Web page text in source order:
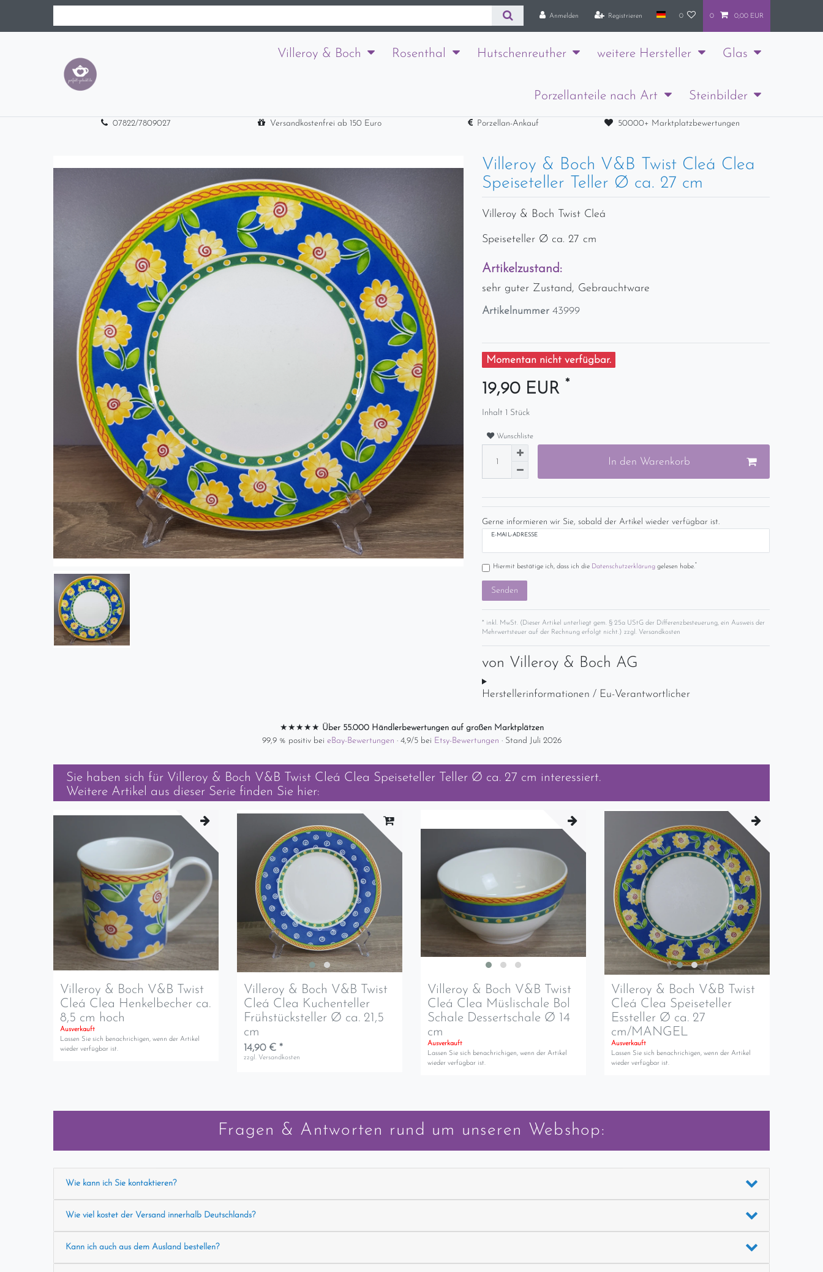
Anmelden Registrieren 0 0 0,00 EUR
Villeroy & Boch Rosenthal Hutschenreuther weitere Hersteller Glas
Porzellanteile nach Art Steinbilder
07822/7809027 Versandkostenfrei ab 150 Euro Porzellan-Ankauf 50000+ Marktplatzbewertungen
Villeroy & Boch V&B Twist Cleá Clea
Speiseteller Teller Ø ca. 27 cm
Villeroy & Boch Twist Cleá
Speiseteller Ø ca. 27 cm
Artikelzustand:
sehr guter Zustand, Gebrauchtware
Artikelnummer 43999
Momentan nicht verfügbar.
19,90 EUR *
Inhalt 1 Stück
Wunschliste
In den Warenkorb
Gerne informieren wir Sie, sobald der Artikel wieder verfügbar ist.
E-MAIL-ADRESSE
Hiermit bestätige ich, dass ich die Daten­schutz­erklärunggelesen habe.*
Senden
* inkl. MwSt. (Dieser Artikel unterliegt gem. § 25a UStG der Differenzbesteuerung, ein Ausweis der
Mehrwertsteuer auf der Rechnung erfolgt nicht.) zzgl. Versandkosten
von Villeroy & Boch AG
Herstellerinformationen / Eu-Verantwortlicher
★★★★★ Über 55.000 Händlerbewertungen auf großen Marktplätzen
99,9 % positiv bei eBay-Bewertungen · 4,9/5 bei Etsy-Bewertungen · Stand Juli 2026
Sie haben sich für Villeroy & Boch V&B Twist Cleá Clea Speiseteller Teller Ø ca. 27 cm interessiert.
Weitere Artikel aus dieser Serie finden Sie hier:
Villeroy & Boch V&B Twist
Cleá Clea Henkelbecher ca.
8,5 cm hoch
Ausverkauft
Lassen Sie sich benachrichigen, wenn der Artikel
wieder verfügbar ist.
Villeroy & Boch V&B Twist
Cleá Clea Kuchenteller
Frühstücksteller Ø ca. 21,5
cm
14,90 € *
zzgl. Versandkosten
Villeroy & Boch V&B Twist
Cleá Clea Müslischale Bol
Schale Dessertschale Ø 14
cm
Ausverkauft
Lassen Sie sich benachrichigen, wenn der Artikel
wieder verfügbar ist.
Villeroy & Boch V&B Twist
Cleá Clea Speiseteller
Essteller Ø ca. 27
cm/MANGEL
Ausverkauft
Lassen Sie sich benachrichigen, wenn der Artikel
wieder verfügbar ist.
Fragen & Antworten rund um unseren Webshop:
Wie kann ich Sie kontaktieren?
Wie viel kostet der Versand innerhalb Deutschlands?
Kann ich auch aus dem Ausland bestellen?